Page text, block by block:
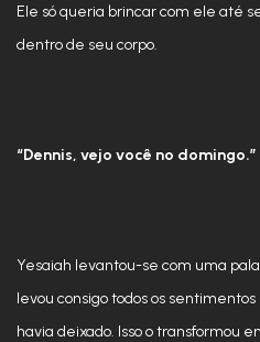
Ele só queria brincar com ele até
dentro de seu corpo.
“Dennis, vejo você no domingo.”
Yesaiah levantou-se com uma
levou consigo todos os
havia deixado. Isso o transformou